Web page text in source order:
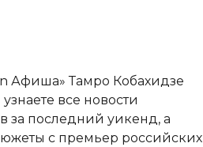
Афиша»Тамро Кобахидзе
все новости
за последний уикенд, а
с премьер российских